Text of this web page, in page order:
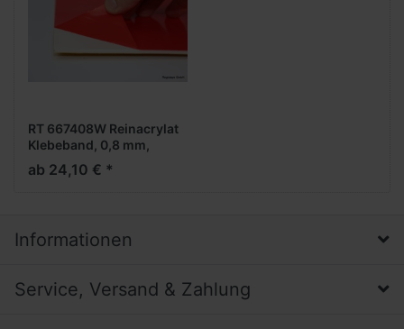
RT 667408W Reinacrylat
Klebeband, 0,8 mm,
permanent haftend, weiß,
High Perfomance Tape
ab 24,10 € *
Informationen
Service, Versand & Zahlung